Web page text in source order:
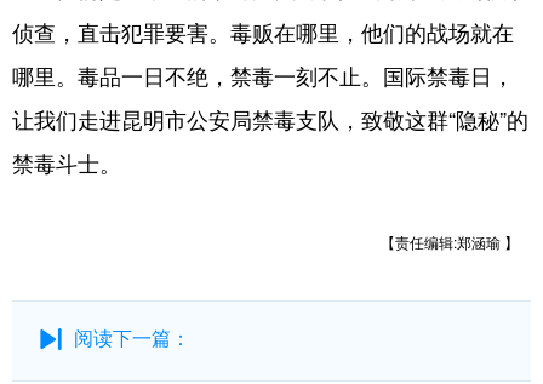
侦查，直击犯罪要害。毒贩在哪里，他们的战场就在
哪里。毒品一日不绝，禁毒一刻不止。国际禁毒日，
让我们走进昆明市公安局禁毒支队，致敬这群“隐秘”的
禁毒斗士。
【责任编辑:郑涵瑜 】
阅读下一篇：